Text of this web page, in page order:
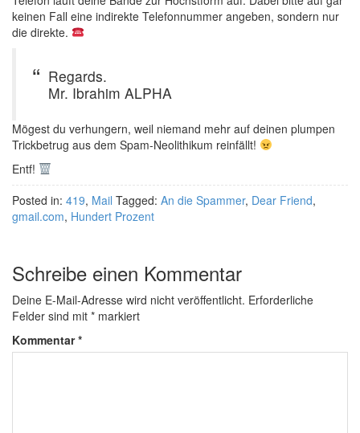
keinen Fall eine indirekte Telefonnummer angeben, sondern nur
die direkte.
Regards.
Mr. Ibrahim ALPHA
Mögest du verhungern, weil niemand mehr auf deinen plumpen
Trickbetrug aus dem Spam-Neolithikum reinfällt!
Entf!
Posted in: 419, Mail Tagged: An die Spammer, Dear Friend,
gmail.com, Hundert Prozent
Schreibe einen Kommentar
Deine E-Mail-Adresse wird nicht veröffentlicht. Erforderliche
Felder sind mit * markiert
Kommentar*